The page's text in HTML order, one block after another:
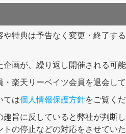
特典は予告なく変更・終了す
画が、繰り返し開催される可
楽天リーベイツ会員を退会し
ては個人情報保護方針をご覧くだ
旨に反していると弊社が判断
の停止などの対応をさせていた